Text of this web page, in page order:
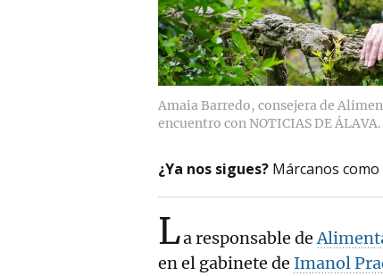
Amaia Barredo, consejera de
encuentro con NOTICIAS DE ÁLAVA.
¿Ya nos sigues? Márcanos
La responsable de
en el gabinete de Imanol